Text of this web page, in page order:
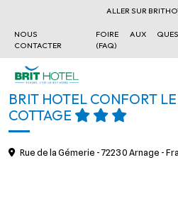
ALLER SUR
NOUS
CONTACTER
FOIRE AUX
(FAQ)
BRIT HOTEL CONFORT
COTTAGE
Rue de la Gémerie - 72230 Arnage -